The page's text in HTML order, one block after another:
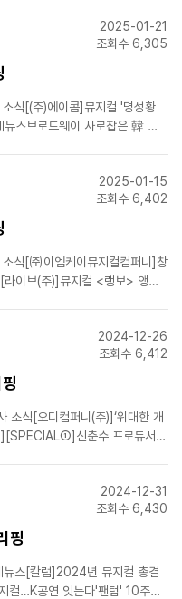
2025-01-21
조회수 6,305
식[(주)에이콤]뮤지컬 '명성황
스브로드웨이 사로잡은 韓 창
2025-01-15
조회수 6,402
식[㈜이엠케이뮤지컬컴퍼니]창
이브(주)]뮤지컬 <랭보> 앵콜
2024-12-26
조회수 6,412
식[오디컴퍼니(주)]‘위대한 개
)][SPECIAL①]신춘수 프로듀서,
2024-12-31
조회수 6,430
핑
스[칼럼]2024년 뮤지컬 총결
컬…K공연 잇는다'팬텀' 10주년